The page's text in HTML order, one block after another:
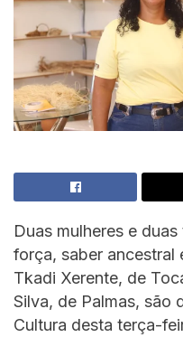
Duas mulheres e
força, saber ancestral
Tkadi Xerente, de
Silva, de Palmas, são
Cultura desta terça-